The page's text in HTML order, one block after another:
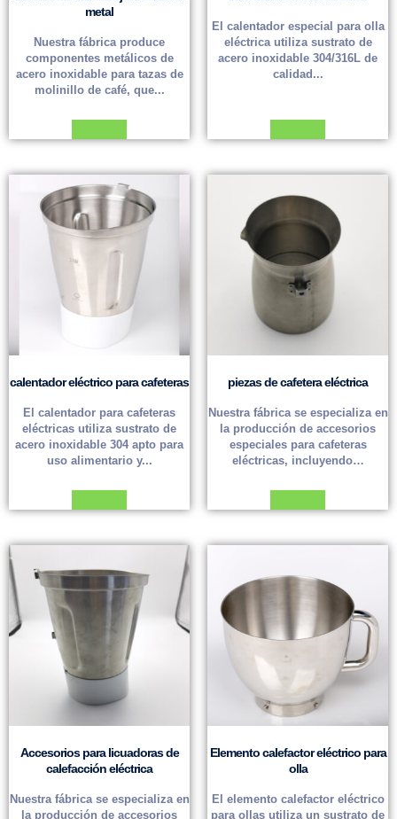
metal
Nuestra fábrica produce
componentes metálicos de
acero inoxidable para tazas de
molinillo de café, que...
El calentador especial para olla
eléctrica utiliza sustrato de
acero inoxidable 304/316L de
calidad...
calentador eléctrico para cafeteras
El calentador para cafeteras
eléctricas utiliza sustrato de
acero inoxidable 304 apto para
uso alimentario y...
piezas de cafetera eléctrica
Nuestra fábrica se especializa en
la producción de accesorios
especiales para cafeteras
eléctricas, incluyendo…
Accesorios para licuadoras de
calefacción eléctrica
Nuestra fábrica se especializa en
la producción de accesorios
Elemento calefactor eléctrico para
olla
El elemento calefactor eléctrico
para ollas utiliza un sustrato de